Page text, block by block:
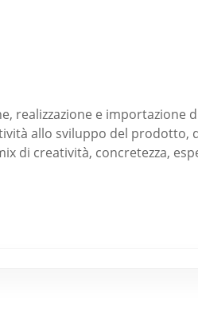
realizzazione e importazione
allo sviluppo del prodotto,
di creatività, concretezza,